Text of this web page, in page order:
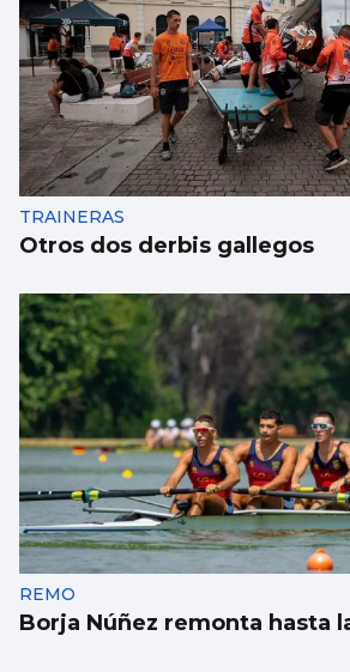
TRAINERAS
Otros dos derbis gallegos
REMO
Borja Núñez remonta hasta